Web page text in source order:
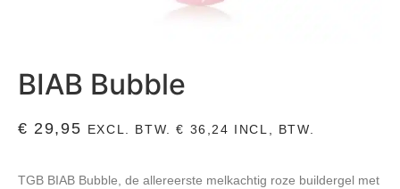
BIAB Bubble
€ 29,95 EXCL. BTW.€ 36,24 INCL, BTW.
TGB BIAB Bubble, de allereerste melkachtig roze buildergel met